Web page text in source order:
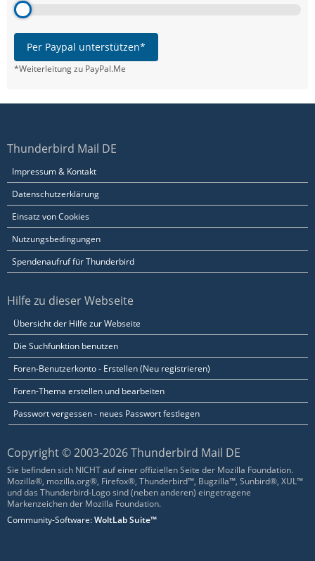
Per Paypal unterstützen*
*Weiterleitung zu PayPal.Me
Thunderbird Mail DE
Impressum & Kontakt
Datenschutzerklärung
Einsatz von Cookies
Nutzungsbedingungen
Spendenaufruf für Thunderbird
Hilfe zu dieser Webseite
Übersicht der Hilfe zur Webseite
Die Suchfunktion benutzen
Foren-Benutzerkonto - Erstellen (Neu registrieren)
Foren-Thema erstellen und bearbeiten
Passwort vergessen - neues Passwort festlegen
Copyright © 2003-2026 Thunderbird Mail DE
Sie befinden sich NICHT auf einer offiziellen Seite der Mozilla Foundation.
Mozilla®, mozilla.org®, Firefox®, Thunderbird™, Bugzilla™, Sunbird®, XUL™
und das Thunderbird-Logo sind (neben anderen) eingetragene
Markenzeichen der Mozilla Foundation.
Community-Software:WoltLab Suite™